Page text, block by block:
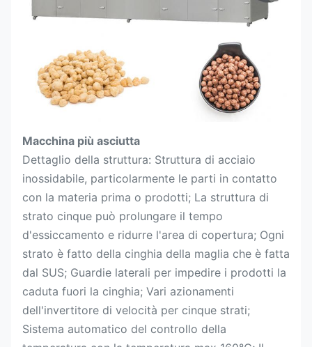
Macchina più asciutta
Dettaglio della struttura: Struttura di acciaio
inossidabile, particolarmente le parti in contatto
con la materia prima o prodotti; La struttura di
strato cinque può prolungare il tempo
d'essiccamento e ridurre l'area di copertura; Ogni
strato è fatto della cinghia della maglia che è fatta
dal SUS; Guardie laterali per impedire i prodotti la
caduta fuori la cinghia; Vari azionamenti
dell'invertitore di velocità per cinque strati;
Sistema automatico del controllo della